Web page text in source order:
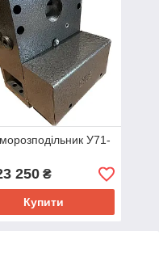
У71-
250₴
Купити